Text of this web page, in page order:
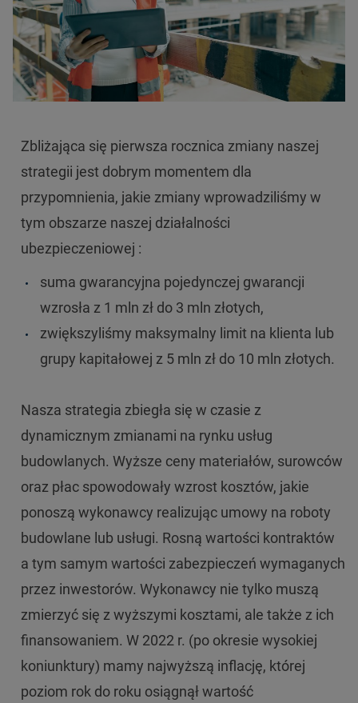
Zbliżająca się pierwsza rocznica zmiany naszej
strategii jest dobrym momentem dla
przypomnienia, jakie zmiany wprowadziliśmy w
tym obszarze naszej działalności
ubezpieczeniowej :
suma gwarancyjna pojedynczej gwarancji
wzrosła z 1 mln zł do 3 mln złotych,
zwiększyliśmy maksymalny limit na klienta lub
grupy kapitałowej z 5 mln zł do 10 mln złotych.
Nasza strategia zbiegła się w czasie z
dynamicznym zmianami na rynku usług
budowlanych. Wyższe ceny materiałów, surowców
oraz płac spowodowały wzrost kosztów, jakie
ponoszą wykonawcy realizując umowy na roboty
budowlane lub usługi. Rosną wartości kontraktów
a tym samym wartości zabezpieczeń wymaganych
przez inwestorów. Wykonawcy nie tylko muszą
zmierzyć się z wyższymi kosztami, ale także z ich
finansowaniem. W 2022 r. (po okresie wysokiej
koniunktury) mamy najwyższą inflację, której
poziom rok do roku osiągnął wartość